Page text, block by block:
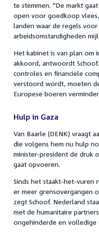
te stemmen. "De markt
open voor goedkoop
landen waar de regels
arbeidsomstandigheden
Het kabinet is van plan om
akkoord, antwoordt
controles en financiële
verstoord wordt, moeten
Europese boeren
Hulp in Gaza
Van Baarle (DENK) vraagt
die volgens hem nu hulp
minister-president de druk
gaat opvoeren.
Sinds het staakt-het-vuren
er meer grensovergangen
zegt Schoof. Nederland
met de humanitaire
ongehinderde en volledige